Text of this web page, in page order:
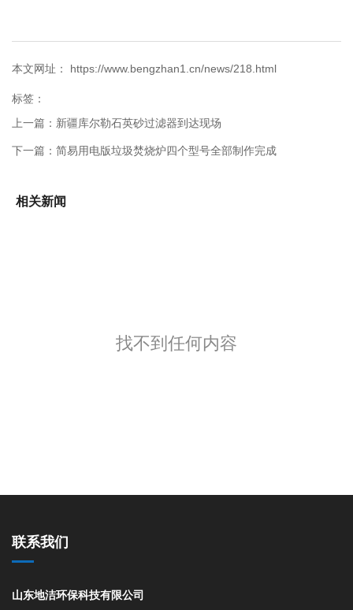
本文网址： https://www.bengzhan1.cn/news/218.html
标签：
上一篇： 新疆库尔勒石英砂过滤器到达现场
下一篇： 简易用电版垃圾焚烧炉四个型号全部制作完成
相关新闻
找不到任何内容
联系我们
山东地洁环保科技有限公司